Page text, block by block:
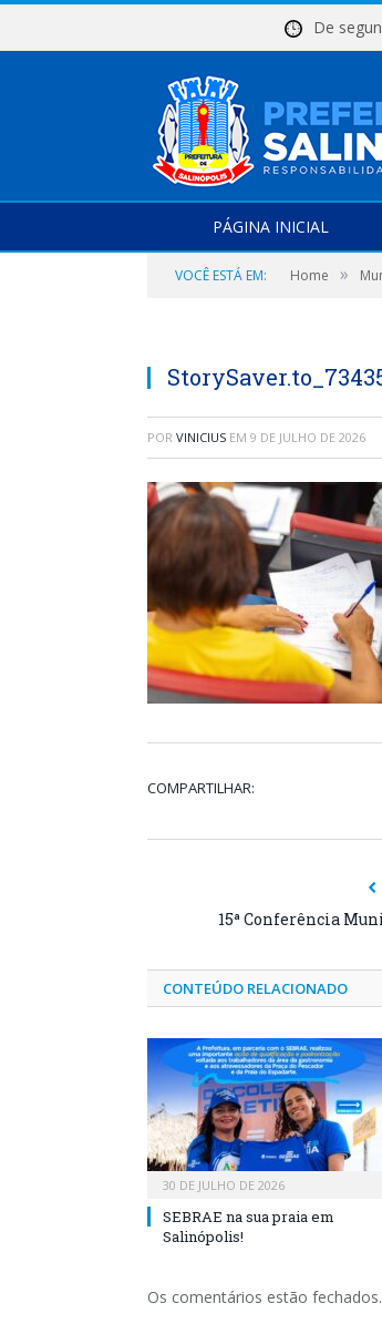
De
PÁGINA INICIAL
VOCÊ ESTÁ EM: Home »
POR VINICIUS EM 9 DE JULHO DE 2026
COMPARTILHAR:
15ª Conferência
CONTEÚDO RELACIONADO
30 DE JULHO DE 2026
SEBRAE na sua praia em
Salinópolis!
Os comentários estão fechados.